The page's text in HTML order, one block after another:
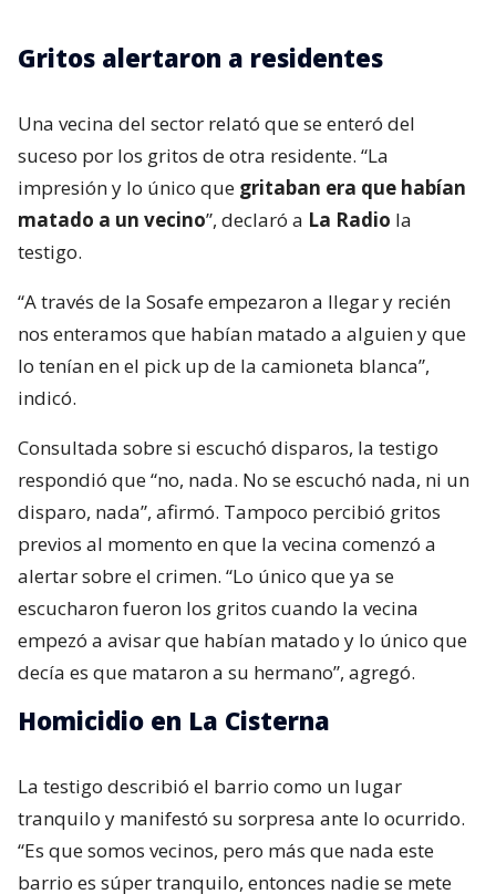
Gritos alertaron a residentes
Una vecina del sector relató que se enteró del
suceso por los gritos de otra residente. “La
impresión y lo único que gritaban era que habían
matado a un vecino”, declaró a La Radio la
testigo.
“A través de la Sosafe empezaron a llegar y recién
nos enteramos que habían matado a alguien y que
lo tenían en el pick up de la camioneta blanca”,
indicó.
Consultada sobre si escuchó disparos, la testigo
respondió que “no, nada. No se escuchó nada, ni un
disparo, nada”, afirmó. Tampoco percibió gritos
previos al momento en que la vecina comenzó a
alertar sobre el crimen. “Lo único que ya se
escucharon fueron los gritos cuando la vecina
empezó a avisar que habían matado y lo único que
decía es que mataron a su hermano”, agregó.
Homicidio en La Cisterna
La testigo describió el barrio como un lugar
tranquilo y manifestó su sorpresa ante lo ocurrido.
“Es que somos vecinos, pero más que nada este
barrio es súper tranquilo, entonces nadie se mete